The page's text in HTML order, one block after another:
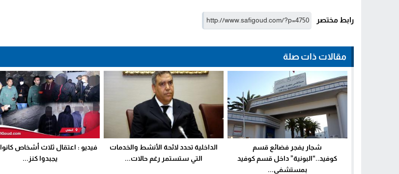
رابط مختصر
مقالات ذات صلة
شجار يفجر فضائع قسم
كوفيد..“البونية” داخل قسم كوفيد
بمستشفى...
الداخلية تحدد لائحة الأنشط والخدمات
التي ستستمر رغم حالات...
فيديو : اعتقال ثلاث أشخاص
يجبدوا كنز...